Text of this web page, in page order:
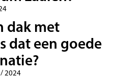
dak met
dat een goede
2024